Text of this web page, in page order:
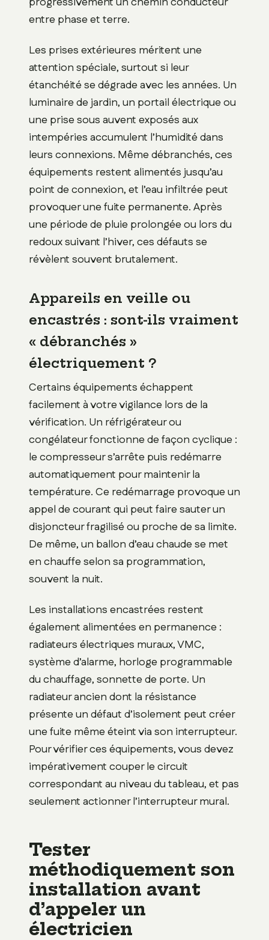
entre phase et terre.
Les prises extérieures méritent une
attention spéciale, surtout si leur
étanchéité se dégrade avec les années. Un
luminaire de jardin, un portail électrique ou
une prise sous auvent exposés aux
intempéries accumulent l’humidité dans
leurs connexions. Même débranchés, ces
équipements restent alimentés jusqu’au
point de connexion, et l’eau infiltrée peut
provoquer une fuite permanente. Après
une période de pluie prolongée ou lors du
redoux suivant l’hiver, ces défauts se
révèlent souvent brutalement.
Appareils en veille ou
encastrés : sont-ils vraiment
« débranchés »
électriquement ?
Certains équipements échappent
facilement à votre vigilance lors de la
vérification. Un réfrigérateur ou
congélateur fonctionne de façon cyclique :
le compresseur s’arrête puis redémarre
automatiquement pour maintenir la
température. Ce redémarrage provoque un
appel de courant qui peut faire sauter un
disjoncteur fragilisé ou proche de sa limite.
De même, un ballon d’eau chaude se met
en chauffe selon sa programmation,
souvent la nuit.
Les installations encastrées restent
également alimentées en permanence :
radiateurs électriques muraux, VMC,
système d’alarme, horloge programmable
du chauffage, sonnette de porte. Un
radiateur ancien dont la résistance
présente un défaut d’isolement peut créer
une fuite même éteint via son interrupteur.
Pour vérifier ces équipements, vous devez
impérativement couper le circuit
correspondant au niveau du tableau, et pas
seulement actionner l’interrupteur mural.
Tester
méthodiquement son
installation avant
d’appeler un
électricien